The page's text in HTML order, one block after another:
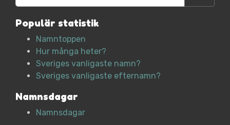
Populär statistik
Namntoppen
Hur många heter?
Sveriges vanligaste namn?
Sveriges vanligaste efternamn?
Namnsdagar
Namnsdagar